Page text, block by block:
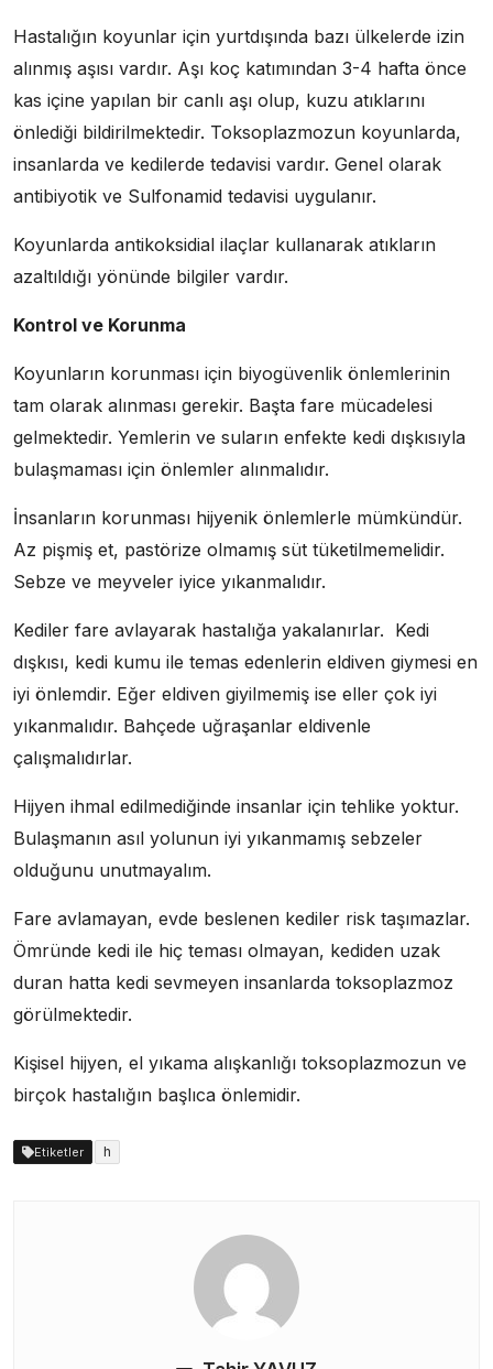
Hastalığın koyunlar için yurtdışında bazı ülkelerde izin
alınmış aşısı vardır. Aşı koç katımından 3-4 hafta önce
kas içine yapılan bir canlı aşı olup, kuzu atıklarını
önlediği bildirilmektedir. Toksoplazmozun koyunlarda,
insanlarda ve kedilerde tedavisi vardır. Genel olarak
antibiyotik ve Sulfonamid tedavisi uygulanır.
Koyunlarda antikoksidial ilaçlar kullanarak atıkların
azaltıldığı yönünde bilgiler vardır.
Kontrol ve Korunma
Koyunların korunması için biyogüvenlik önlemlerinin
tam olarak alınması gerekir. Başta fare mücadelesi
gelmektedir. Yemlerin ve suların enfekte kedi dışkısıyla
bulaşmaması için önlemler alınmalıdır.
İnsanların korunması hijyenik önlemlerle mümkündür.
Az pişmiş et, pastörize olmamış süt tüketilmemelidir.
Sebze ve meyveler iyice yıkanmalıdır.
Kediler fare avlayarak hastalığa yakalanırlar. Kedi
dışkısı, kedi kumu ile temas edenlerin eldiven giymesi en
iyi önlemdir. Eğer eldiven giyilmemiş ise eller çok iyi
yıkanmalıdır. Bahçede uğraşanlar eldivenle
çalışmalıdırlar.
Hijyen ihmal edilmediğinde insanlar için tehlike yoktur.
Bulaşmanın asıl yolunun iyi yıkanmamış sebzeler
olduğunu unutmayalım.
Fare avlamayan, evde beslenen kediler risk taşımazlar.
Ömründe kedi ile hiç teması olmayan, kediden uzak
duran hatta kedi sevmeyen insanlarda toksoplazmoz
görülmektedir.
Kişisel hijyen, el yıkama alışkanlığı toksoplazmozun ve
birçok hastalığın başlıca önlemidir.
Etiketler h